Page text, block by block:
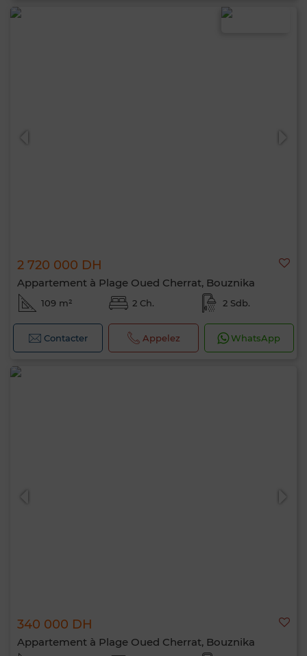
2 720 000 DH
Appartement à Plage Oued Cherrat, Bouznika
109 m² 2 Ch. 2 Sdb.
Contacter Appelez WhatsApp
340 000 DH
Appartement à Plage Oued Cherrat, Bouznika